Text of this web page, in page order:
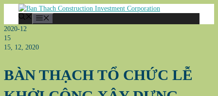
content
2020-12
15
15, 12, 2020
BÀN THẠCH TỔ CHỨC LỄ